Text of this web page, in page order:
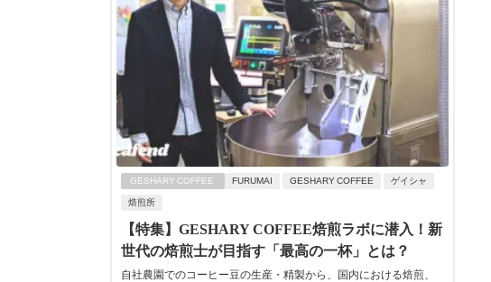
GESHARY COFFEE FURUMAI GESHARY COFFEE ゲイシャ
焙煎所
【特集】GESHARY COFFEE焙煎ラボに潜入！新
世代の焙煎士が目指す「最高の一杯」とは？
自社農園でのコーヒー豆の生産・精製から、国内における焙煎、